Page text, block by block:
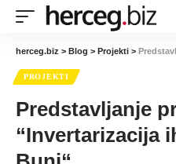
herceg.biz > Blog > Projekti >
PROJEKTI
Predstavljanje
“Invertarizacija